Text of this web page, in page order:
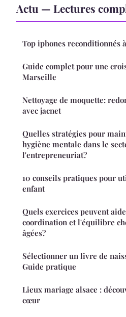
Actu — Lectures
Top iphones reconditionnés
Guide complet pour une
Marseille
Nettoyage de moquette:
avec jacnet
Quelles stratégies pour
hygiène mentale dans le
l'entrepreneuriat?
10 conseils pratiques pour
enfant
Quels exercices peuvent
coordination et l'équilibre
âgées?
Sélectionner un livre de
Guide pratique
Lieux mariage alsace :
cœur